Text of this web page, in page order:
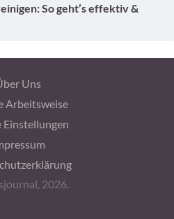
So geht’s effektiv &
Uns
Arbeitsweise
Einstellungen
2026.